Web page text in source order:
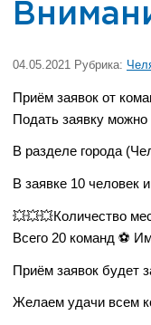
04.05.2021 Рубрика:
Приём заявок от
Подать заявку
В разделе города
В заявке 10 человек
💥💥💥Количество
Всего 20 команд ⚽️
Приём заявок будет
Желаем удачи всем